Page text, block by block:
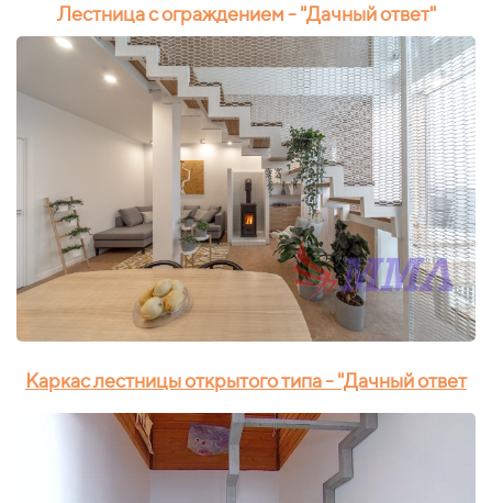
Лестница с ограждением - "Дачный ответ"
Каркас лестницы открытого типа - "Дачный ответ